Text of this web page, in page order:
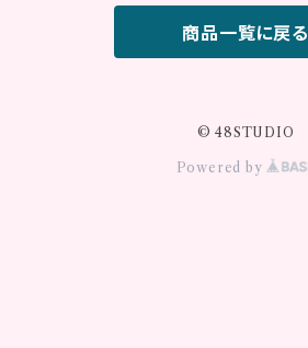
商品一覧に戻る
© 48STUDIO
Powered by